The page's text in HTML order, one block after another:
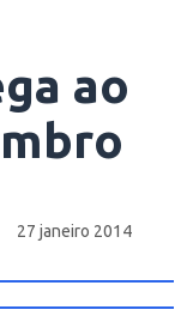
ao
27 janeiro 2014